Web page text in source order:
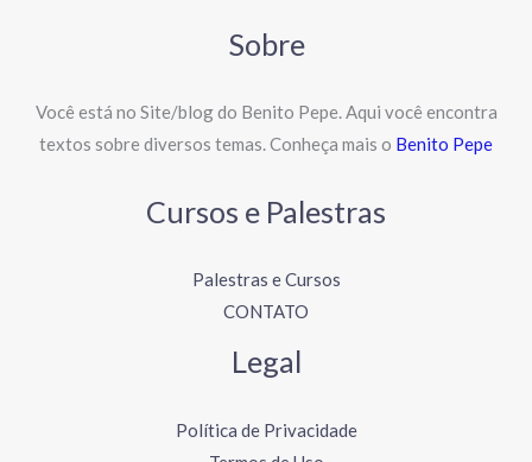
Sobre
Você está no Site/blog do Benito Pepe. Aqui você encontra
textos sobre diversos temas. Conheça mais o Benito Pepe
Cursos e Palestras
Palestras e Cursos
CONTATO
Legal
Política de Privacidade